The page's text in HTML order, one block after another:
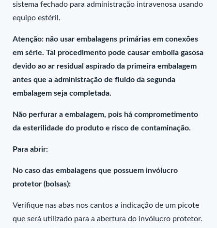
sistema fechado para administração intravenosa usando
equipo estéril.
Atenção: não usar embalagens primárias em conexões
em série. Tal procedimento pode causar embolia gasosa
devido ao ar residual aspirado da primeira embalagem
antes que a administração de fluido da segunda
embalagem seja completada.
Não perfurar a embalagem, pois há comprometimento
da esterilidade do produto e risco de contaminação.
Para abrir:
No caso das embalagens que possuem invólucro
protetor (bolsas):
Verifique nas abas nos cantos a indicação de um picote
que será utilizado para a abertura do invólucro protetor.